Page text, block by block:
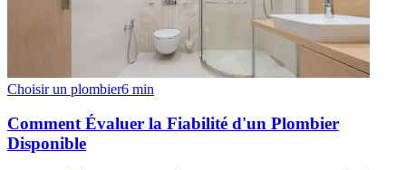
Choisir un plombier6 min
Comment Évaluer la Fiabilité d'un Plombier
Disponible